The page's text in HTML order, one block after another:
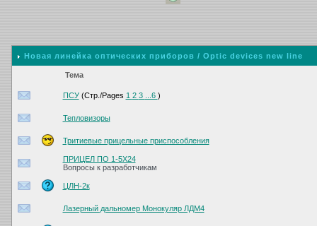
Новая линейка оптических приборов / Optic devices new line
Тема
ПСУ (Стр./Pages 1 2 3 ...6 )
Тепловизоры
Тритиевые прицельные приспособления
ПРИЦЕЛ ПО 1-5Х24
Вопросы к разработчикам
ЦЛН-2к
Лазерный дальномер Монокуляр ЛДМ4